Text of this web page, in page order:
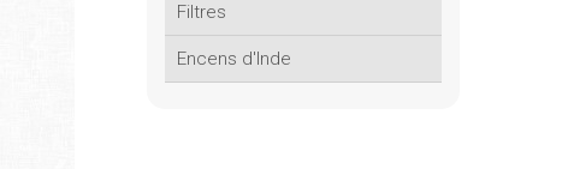
Filtres
Encens d'Inde